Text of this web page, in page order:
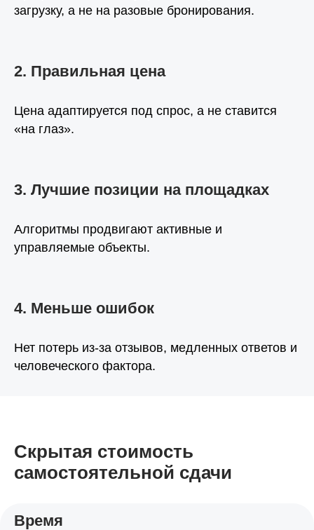
загрузку, а не на разовые бронирования.
2. Правильная цена
Цена адаптируется под спрос, а не ставится
«на глаз».
3. Лучшие позиции на площадках
Алгоритмы продвигают активные и
управляемые объекты.
4. Меньше ошибок
Нет потерь из-за отзывов, медленных ответов и
человеческого фактора.
Скрытая стоимость
самостоятельной сдачи
Время